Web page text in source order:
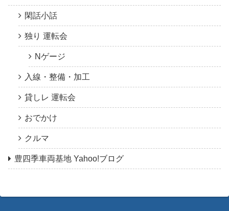
閑話小話
独り 運転会
Nゲージ
入線・整備・加工
貸しレ 運転会
おでかけ
クルマ
豊四季車両基地 Yahoo!ブログ